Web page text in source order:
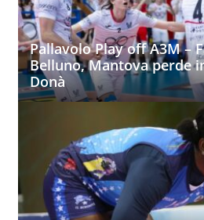
Pallavolo Play off A3M –
Belluno, Mantova perde
Donà